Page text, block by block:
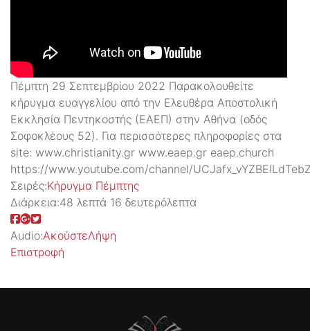
Πέμπτη 29 Σεπτεμβρίου 2022 Παρακολουθείτε
κήρυγμα ευαγγελίου από την Ελευθέρα Αποστολική
Εκκλησία Πεντηκοστής (ΕΑΕΠ) στην Αθήνα (οδός
Σοφοκλέους 52). Για περισσότερες πληροφορίες στα
site: www.christianity.gr www.eaep.gr eaep.church
https://www.youtube.com/channel/
Σειρές:Kήρυγμα Πέμπτης
Διάρκεια:48 λεπτά 16 δευτερόλεπτα
Audio:ΑκούστεΛήψη
Επιστροφή